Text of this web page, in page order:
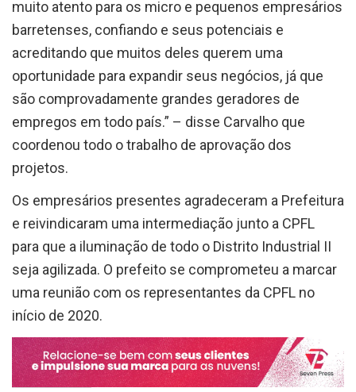
barretenses, confiando e seus potenciais e
acreditando que muitos deles querem uma
oportunidade para expandir seus negócios, já que
são comprovadamente grandes geradores de
empregos em todo país.” – disse Carvalho que
coordenou todo o trabalho de aprovação dos
projetos.
Os empresários presentes agradeceram a Prefeitura
e reivindicaram uma intermediação junto a CPFL
para que a iluminação de todo o Distrito Industrial II
seja agilizada. O prefeito se comprometeu a marcar
uma reunião com os representantes da CPFL no
início de 2020.
Compartilhe isso: